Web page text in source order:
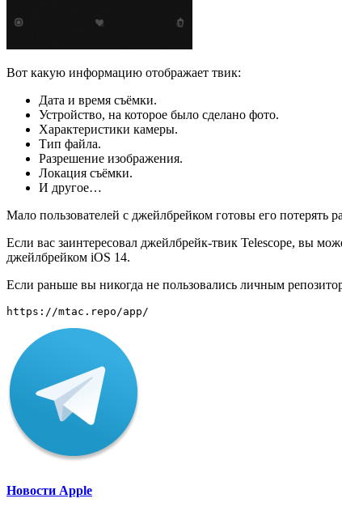
Вот какую информацию отображает твик:
Дата и время съёмки.
Устройство, на которое было сделано фото.
Характеристики камеры.
Тип файла.
Разрешение изображения.
Локация съёмки.
И другое…
Мало пользователей с джейлбрейком готовы его потерять
Если вас заинтересовал джейлбрейк-твик Telescope, вы
джейлбрейком iOS 14.
Если раньше вы никогда не пользовались личным
https://mtac.repo/app/
Новости Apple